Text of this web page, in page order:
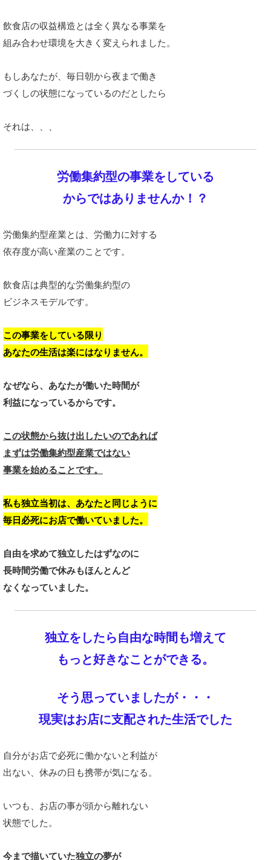
飲食店の収益構造とは全く異なる事業を
組み合わせ環境を大きく変えられました。
もしあなたが、 毎日朝から夜まで働き
づくしの状態になっているのだとしたら
それは、、、
労働集約型の事業をしている
からではありませんか！？
労働集約型産業とは、 労働力に対する
依存度が高い産業のことです。
飲食店は典型的な労働集約型の
ビジネスモデルです。
この事業をしている限り
あなたの生活は楽にはなりません。
なぜなら、あなたが働いた時間が
利益になっているからです。
この状態から抜け出したいのであれば
まずは労働集約型産業ではない
事業を始めることです。
私も独立当初は、あなたと同じように
毎日必死にお店で働いていました。
自由を求めて独立したはずなのに
長時間労働で休みもほんとんど
なくなっていました。
独立をしたら自由な時間も増えて
もっと好きなことができる。
そう思っていましたが・・・
現実はお店に支配された生活でした
自分がお店で必死に働かないと利益が
出ない、休みの日も携帯が気になる。
いつも、お店の事が頭から離れない
状態でした。
今まで描いていた独立の夢が